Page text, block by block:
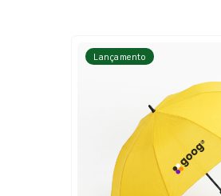
Lançamento